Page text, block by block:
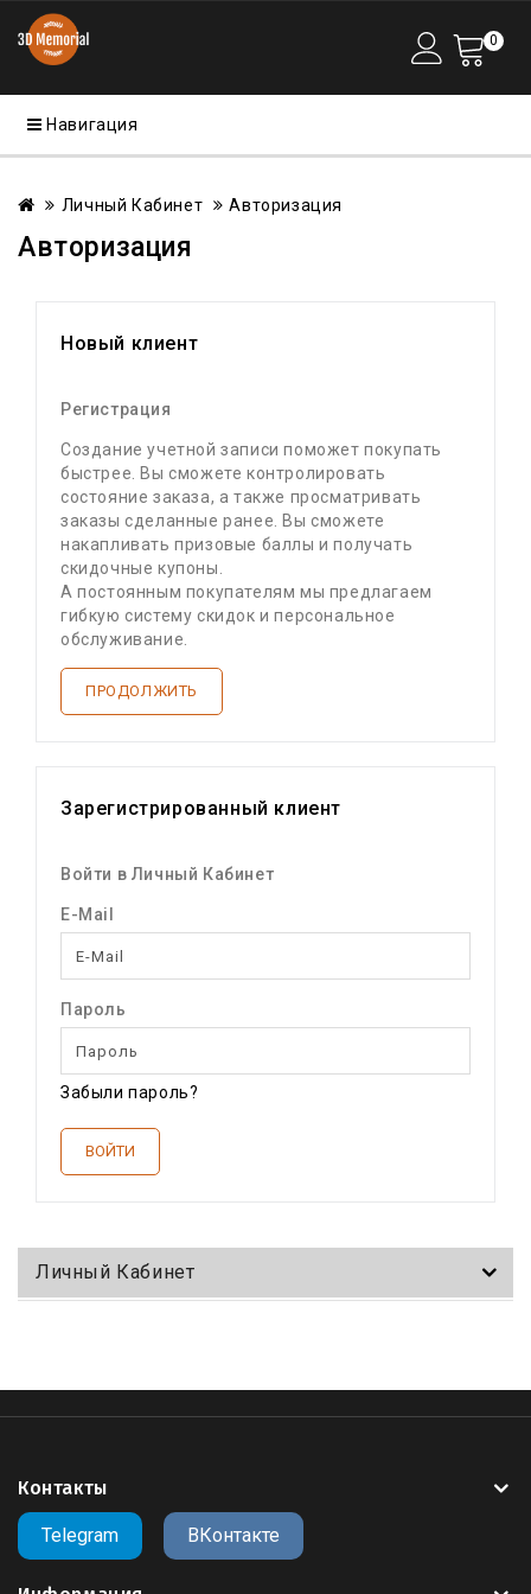
0
Навигация
Личный Кабинет Авторизация
Авторизация
Новый клиент
Регистрация
Создание учетной записи поможет покупать
быстрее. Вы сможете контролировать
состояние заказа, а также просматривать
заказы сделанные ранее. Вы сможете
накапливать призовые баллы и получать
скидочные купоны.
А постоянным покупателям мы предлагаем
гибкую систему скидок и персональное
обслуживание.
ПРОДОЛЖИТЬ
Зарегистрированный клиент
Войти в Личный Кабинет
E-Mail
Пароль
Забыли пароль?
Личный Кабинет
Контакты
Telegram ВКонтакте